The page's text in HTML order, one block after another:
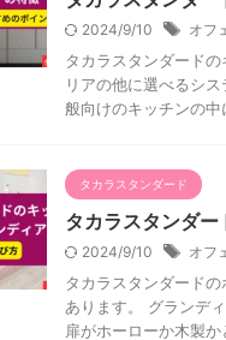
2024/9/10 オフ
タカラスタンダード
リアの他に選べるシ
般向けのキッチンの
タカラスタンダード
タカラスタンダ
2024/9/10 オフ
タカラスタンダード
あります。 グランデ
扉がホーローか木製